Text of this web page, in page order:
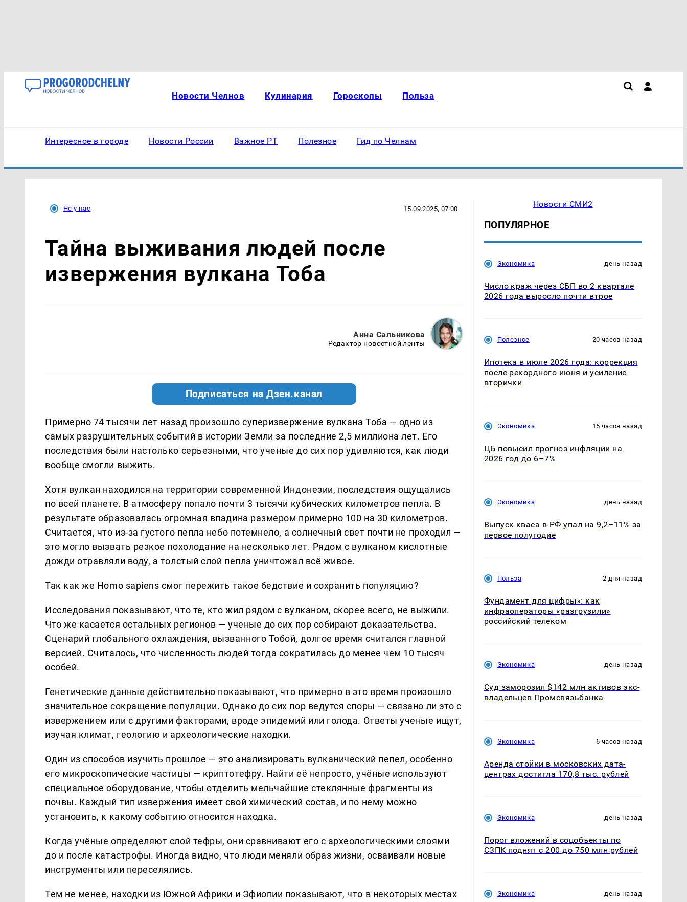
Новости Челнов Кулинария Гороскопы Польза
Интересное в городе Новости России Важное РТ Полезное Гид по Челнам
Не у нас 15.09.2025, 07:00
Тайна выживания людей после
извержения вулкана Тоба
Анна Сальникова
Редактор новостной ленты
Подписаться на Дзен.канал
Примерно 74 тысячи лет назад произошло суперизвержение вулкана Тоба — одно из
самых разрушительных событий в истории Земли за последние 2,5 миллиона лет. Его
последствия были настолько серьезными, что ученые до сих пор удивляются, как люди
вообще смогли выжить.
Хотя вулкан находился на территории современной Индонезии, последствия ощущались
по всей планете. В атмосферу попало почти 3 тысячи кубических километров пепла. В
результате образовалась огромная впадина размером примерно 100 на 30 километров.
Считается, что из-за густого пепла небо потемнело, а солнечный свет почти не проходил —
это могло вызвать резкое похолодание на несколько лет. Рядом с вулканом кислотные
дожди отравляли воду, а толстый слой пепла уничтожал всё живое.
Так как же Homo sapiens смог пережить такое бедствие и сохранить популяцию?
Исследования показывают, что те, кто жил рядом с вулканом, скорее всего, не выжили.
Что же касается остальных регионов — ученые до сих пор собирают доказательства.
Сценарий глобального охлаждения, вызванного Тобой, долгое время считался главной
версией. Считалось, что численность людей тогда сократилась до менее чем 10 тысяч
особей.
Генетические данные действительно показывают, что примерно в это время произошло
значительное сокращение популяции. Однако до сих пор ведутся споры — связано ли это с
извержением или с другими факторами, вроде эпидемий или голода. Ответы ученые ищут,
изучая климат, геологию и археологические находки.
Один из способов изучить прошлое — это анализировать вулканический пепел, особенно
его микроскопические частицы — криптотефру. Найти её непросто, учёные используют
специальное оборудование, чтобы отделить мельчайшие стеклянные фрагменты из
почвы. Каждый тип извержения имеет свой химический состав, и по нему можно
установить, к какому событию относится находка.
Когда учёные определяют слой тефры, они сравнивают его с археологическими слоями
до и после катастрофы. Иногда видно, что люди меняли образ жизни, осваивали новые
инструменты или переселялись.
Тем не менее, находки из Южной Африки и Эфиопии показывают, что в некоторых местах
Новости СМИ2
ПОПУЛЯРНОЕ
Экономика день назад
Число краж через СБП во 2 квартале
2026 года выросло почти втрое
Полезное 20 часов назад
Ипотека в июле 2026 года: коррекция
после рекордного июня и усиление
вторички
Экономика 15 часов назад
ЦБ повысил прогноз инфляции на
2026 год до 6–7%
Экономика день назад
Выпуск кваса в РФ упал на 9,2–11% за
первое полугодие
Польза 2 дня назад
Фундамент для цифры»: как
инфраоператоры «разгрузили»
российский телеком
Экономика день назад
Суд заморозил $142 млн активов экс-
владельцев Промсвязьбанка
Экономика 6 часов назад
Аренда стойки в московских дата-
центрах достигла 170,8 тыс. рублей
Экономика день назад
Порог вложений в соцобъекты по
СЗПК поднят с 200 до 750 млн рублей
Экономика день назад